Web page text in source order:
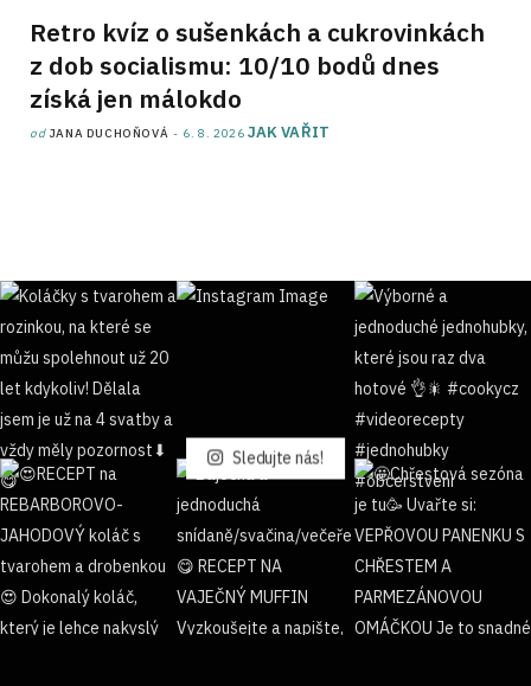
Retro kvíz o sušenkách a cukrovinkách
z dob socialismu: 10/10 bodů dnes
získá jen málokdo
od JANA DUCHOŇOVÁ 6. 8. 2026 JAK VAŘIT
Sledujte nás!